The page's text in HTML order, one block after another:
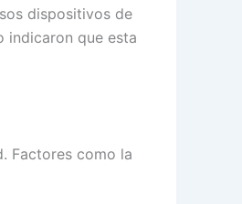
dispositivos de
indicaron que esta
Factores como la